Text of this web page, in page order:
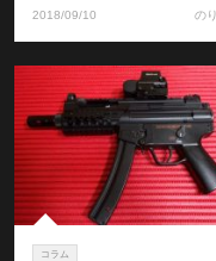
2018/09/10 の
コラム